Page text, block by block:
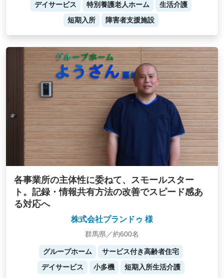
デイサービス 特別養護老人ホーム
生活介護
短期入所
障害者支援施設
各事業所の主体性に委ねて、スモールスター
ト。記録・情報共有方法の改善でスピード感あ
る対応へ
株式会社プランドゥ 様
群馬県／約600名
グループホーム
サービス付き高齢者住宅
デイサービス
小多機 短期入所生活介護